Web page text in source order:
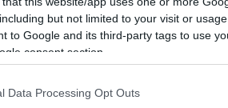
but not limited to your visit or
to Google and its third-party tags to use
consent section.
Data Processing Opt Outs
il magistrato,nonci sono prove
fosseincapace di intendere
l’assoluzione per lui, un notaio,